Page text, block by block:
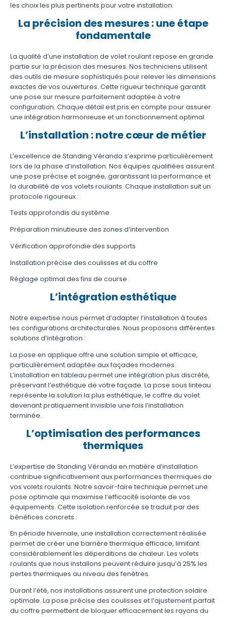
les choix les plus pertinents pour votre installation.
La précision des mesures : une étape
fondamentale
La qualité d’une installation de volet roulant repose en grande
partie sur la précision des mesures. Nos techniciens utilisent
des outils de mesure sophistiqués pour relever les dimensions
exactes de vos ouvertures. Cette rigueur technique garantit
une pose sur mesure parfaitement adaptée à votre
configuration. Chaque détail est pris en compte pour assurer
une intégration harmonieuse et un fonctionnement optimal.
L’installation : notre cœur de métier
L’excellence de Standing Véranda s’exprime particulièrement
lors de la phase d’installation. Nos équipes qualifiées assurent
une pose précise et soignée, garantissant la performance et
la durabilité de vos volets roulants. Chaque installation suit un
protocole rigoureux :
Tests approfondis du système
Préparation minutieuse des zones d’intervention
Vérification approfondie des supports
Installation précise des coulisses et du coffre
Réglage optimal des fins de course
L’intégration esthétique
Notre expertise nous permet d’adapter l’installation à toutes
les configurations architecturales. Nous proposons différentes
solutions d’intégration :
La pose en applique offre une solution simple et efficace,
particulièrement adaptée aux façades modernes.
L’installation en tableau permet une intégration plus discrète,
préservant l’esthétique de votre façade. La pose sous linteau
représente la solution la plus esthétique, le coffre du volet
devenant pratiquement invisible une fois l’installation
terminée.
L’optimisation des performances
thermiques
L’expertise de Standing Véranda en matière d’installation
contribue significativement aux performances thermiques de
vos volets roulants. Notre savoir-faire technique permet une
pose optimale qui maximise l’efficacité isolante de vos
équipements. Cette isolation renforcée se traduit par des
bénéfices concrets :
En période hivernale, une installation correctement réalisée
permet de créer une barrière thermique efficace, limitant
considérablement les déperditions de chaleur. Les volets
roulants que nous installons peuvent réduire jusqu’à 25% les
pertes thermiques au niveau des fenêtres.
Durant l’été, nos installations assurent une protection solaire
optimale. La pose précise des coulisses et l’ajustement parfait
du coffre permettent de bloquer efficacement les rayons du